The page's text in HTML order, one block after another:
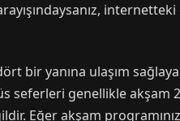
bir yanına ulaşım
seferleri genellikle akşam
Eğer akşam